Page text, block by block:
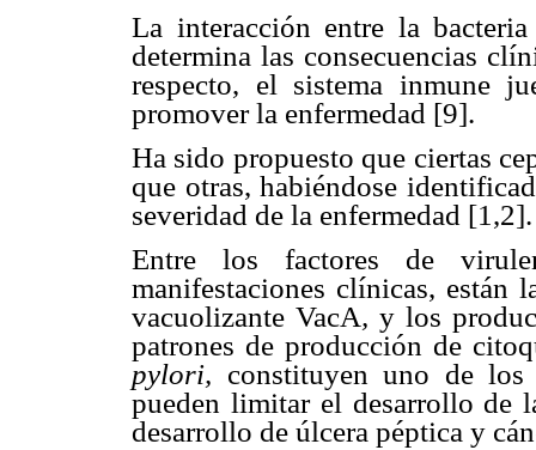
La interacción entre la
determina las consecuencias
respecto, el sistema inmune
promover la enfermedad [9].
Ha sido propuesto que ciertas
que otras, habiéndose
severidad de la enfermedad [1,2].
Entre los factores de
manifestaciones clínicas, están
vacuolizante VacA, y los
patrones de producción de
pylori, constituyen uno de los
pueden limitar el desarrollo de
desarrollo de úlcera péptica y